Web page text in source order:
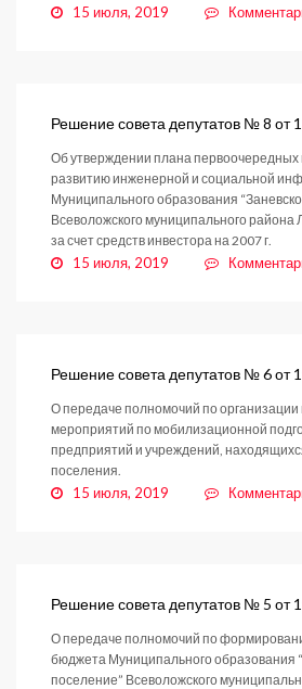
15 июля, 2019
Решение совета депутатов № 8 от
Об утверждении плана
развитию инженерной и социальной
Муниципального образования
Всеволожского муниципального района
за счет средств инвестора на 2007 г.
15 июля, 2019
Решение совета депутатов № 6 от
О передаче полномочий по
мероприятий по мобилизационной
предприятий и учреждений,
поселения.
15 июля, 2019
Решение совета депутатов № 5 от
О передаче полномочий по
бюджета Муниципального образования
поселение” Всеволожского